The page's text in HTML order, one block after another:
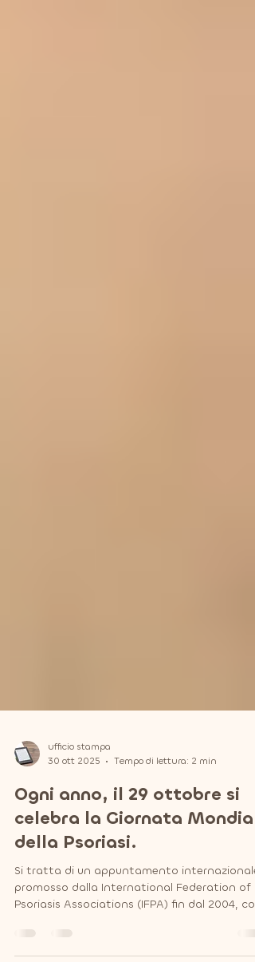
ufficio stampa
30 ott 2025
Tempo di lettura: 2 min
Ogni anno, il 29 ottobre si
celebra la Giornata
della Psoriasi.
Psoriasis Associations (IFPA) fin dal 2004, con